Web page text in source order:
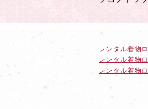
レンタル着物
レンタル着物
レンタル着物